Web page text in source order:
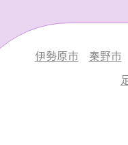
伊勢原市 秦野市